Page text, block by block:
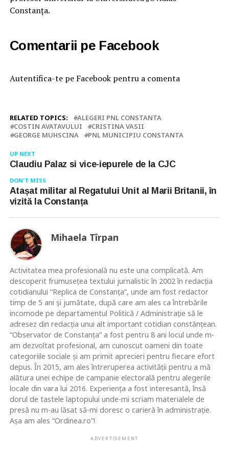
Constanța.
Comentarii pe Facebook
Autentifica-te pe Facebook pentru a comenta
RELATED TOPICS:
ALEGERI PNL CONSTANTA
COSTIN AVATAVULUI
CRISTINA VASII
GEORGE MUHSCINA
PNL MUNICIPIU CONSTANTA
UP NEXT
Claudiu Palaz si vice-iepurele de la CJC
DON'T MISS
Atașat militar al Regatului Unit al Marii Britanii, în
vizită la Constanța
Mihaela Tîrpan
Activitatea mea profesională nu este una complicată. Am
descoperit frumusețea textului jurnalistic în 2002 în redacția
cotidianului “Replica de Constanța”, unde am fost redactor
timp de 5 ani și jumătate, după care am ales ca întrebările
incomode pe departamentul Politică / Administrație să le
adresez din redacția unui alt important cotidian constănțean.
“Observator de Constanța” a fost pentru 8 ani locul unde m-
am dezvoltat profesional, am cunoscut oameni din toate
categoriile sociale și am primit aprecieri pentru fiecare efort
depus. În 2015, am ales întreruperea activității pentru a mă
alătura unei echipe de campanie electorală pentru alegerile
locale din vara lui 2016. Experiența a fost interesantă, însă
dorul de tastele laptopului unde-mi scriam materialele de
presă nu m-au lăsat să-mi doresc o carieră în administrație.
Așa am ales “Ordinea.ro”!
ADVERTISEMENT